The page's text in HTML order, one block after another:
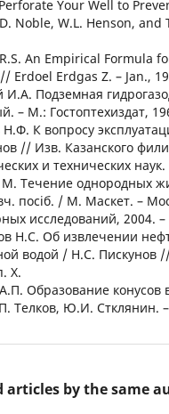
Your Well to
Noble, W.L. Henson, and
An Empirical Formula
Erdoel Erdgas Z. – Jan.,
Подземная
– М.: Гостоптехиздат,
К вопросу
// Изв. Казанского
и технических наук.
Течение однородных
посіб. / М. Маскет. –
исследований, 2004. –
Н.С. Об извлечении
водой / Н.С. Пискунов
Х.
Образование
Телков, Ю.И. Стклянин.
articles by the same